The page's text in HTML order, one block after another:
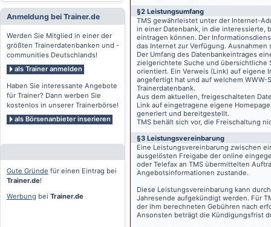
Anmeldung bei Trainer.de
Werden Sie Mitglied in einer der
größten Trainerdatenbanken und -
communities Deutschlands!
als Trainer anmelden
Haben Sie interessante Angebote
für Trainer? Dann werben Sie
kostenlos in unserer Trainerbörse!
als Börsenanbieter inserieren
Gute Gründe für einen Eintrag bei
Trainer.de!
Werbung bei Trainer.de
§2 Leistungsumfang
TMS gewährleistet unter der Internet-
in einer Datenbank, in die interessierte,
eintragen können. Der
das Internet zur Verfügung.
Der Umfang des Datenbankeintrages
zielgerichtete Suche und übersichtliche
orientiert. Ein Verweis (Link) auf eigene
angefertigt hat und auf welchem
Trainerdatenbank.
Aus dem aktuellen, freigeschalteten
Link auf eingetragene eigene
generiert und bereitgestellt.
TMS behält sich vor, die Freischaltung
§3 Leistungsvereinbarung
Eine Leistungsvereinbarung zwischen
ausgelösten Freigabe der online
oder Telefax an TMS übermittelten
Angebotsinformationen zustande.
Diese Leistungsvereinbarung kann
Jahresende aufgekündigt werden. Für
der ihm berechneten Gebühren nach
Ansonsten beträgt die Kündigungsfrist